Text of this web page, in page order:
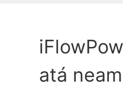
atá